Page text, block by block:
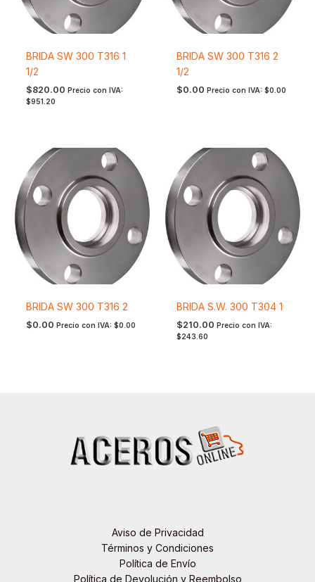
BRIDA SW 300 T316 1
1/2
$820.00 Precio con IVA:
$951.20
BRIDA SW 300 T316 2
1/2
$0.00 Precio con IVA: $0.00
BRIDA SW 300 T316 2
$0.00 Precio con IVA: $0.00
BRIDA S.W. 300 T304 1
$210.00 Precio con IVA:
$243.60
Aviso de Privacidad
Términos y Condiciones
Política de Envío
Política de Devolución y Reembolso